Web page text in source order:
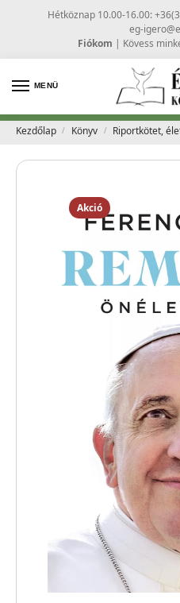
Hétköznap 10.00-16.00:
eg-
Fiókom | Kövess
MENÜ
Kezdőlap / Könyv / Riportkötet,
Akció